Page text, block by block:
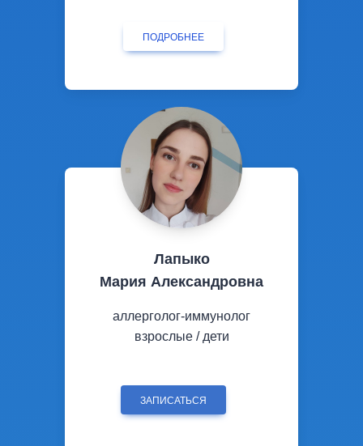
ПОДРОБНЕЕ
Лапыко
Мария Александровна
аллерголог-иммунолог
взрослые / дети
ЗАПИСАТЬСЯ